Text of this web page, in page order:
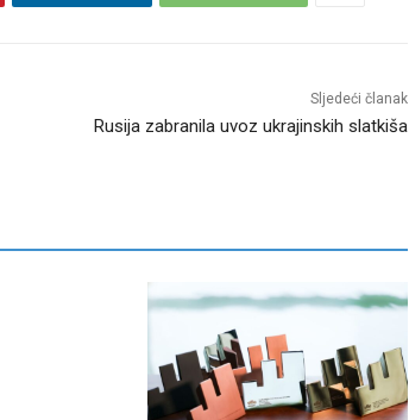
Sljedeći članak
Rusija zabranila uvoz ukrajinskih slatkiša